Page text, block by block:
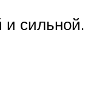
и сильной.